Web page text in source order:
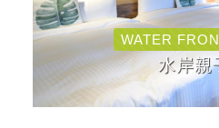
WATER
水岸親